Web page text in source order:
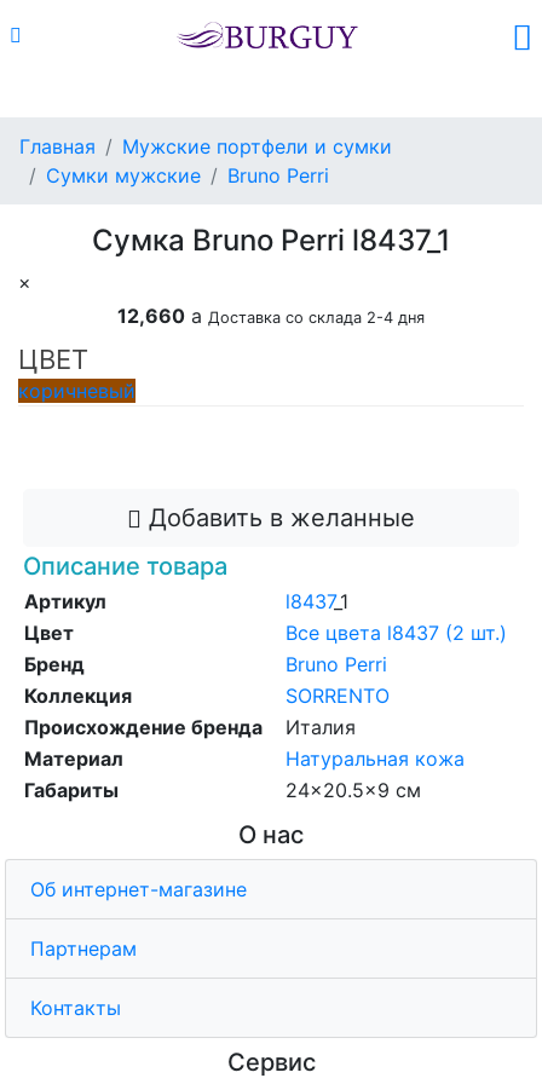
Главная
Мужские портфели и сумки
Сумки мужские
Bruno Perri
Сумка Bruno Perri l8437_1
×
12,660 a Доставка со склада 2-4 дня
ЦВЕТ
коричневый
Добавить в желанные
Описание товара
Артикул l8437_1
Цвет
Все цвета l8437 (2 шт.)
Бренд
Bruno Perri
Коллекция
SORRENTO
Происхождение бренда
Италия
Материал
Натуральная кожа
Габариты
24x20.5x9 см
О нас
Об интернет-магазине
Партнерам
Контакты
Сервис